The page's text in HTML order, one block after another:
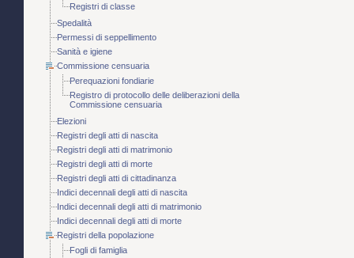
Registri di classe
Spedalità
Permessi di seppellimento
Sanità e igiene
Commissione censuaria
Perequazioni fondiarie
Registro di protocollo delle deliberazioni della
Commissione censuaria
Elezioni
Registri degli atti di nascita
Registri degli atti di matrimonio
Registri degli atti di morte
Registri degli atti di cittadinanza
Indici decennali degli atti di nascita
Indici decennali degli atti di matrimonio
Indici decennali degli atti di morte
Registri della popolazione
Fogli di famiglia